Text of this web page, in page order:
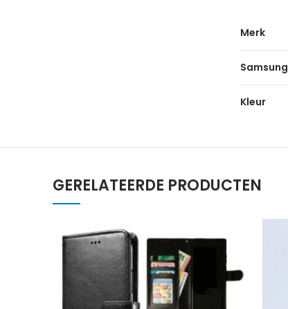
Merk
Samsung
Kleur
GERELATEERDE PRODUCTEN